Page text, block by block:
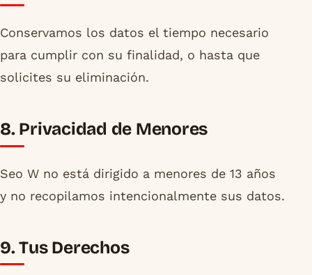
Conservamos los datos el tiempo necesario
para cumplir con su finalidad, o hasta que
solicites su eliminación.
8. Privacidad de Menores
Seo W no está dirigido a menores de 13 años
y no recopilamos intencionalmente sus datos.
9. Tus Derechos